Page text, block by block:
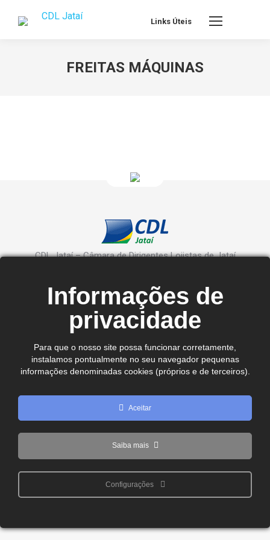
Links Úteis
FREITAS MÁQUINAS
CDL Jataí – Câmara de Dirigentes Lojistas de Jataí
Ver no mapa
comercial@cdljatai
(64) 99602 - 8923
Copyright © 2024 - 2026 CDL Jataí Todos os direitos
Informações de
privacidade
Para que o nosso site possa funcionar corretamente,
instalamos pontualmente no seu navegador pequenas
informações denominadas cookies (próprios e de terceiros).
Aceitar
Saiba mais
Configurações